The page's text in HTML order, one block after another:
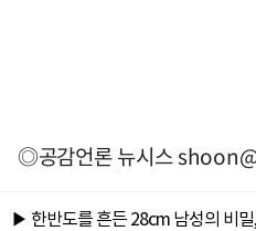
◎공감언론 뉴시스